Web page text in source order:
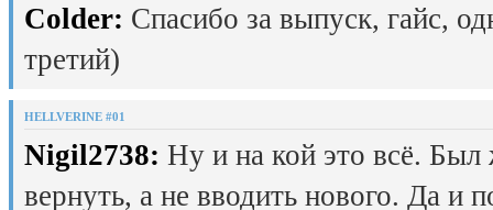
Colder: Спасибо за выпуск, гайс,
третий)
HELLVERINE #01
Nigil2738: Ну и на кой это всё.
вернуть, а не вводить нового. Да и